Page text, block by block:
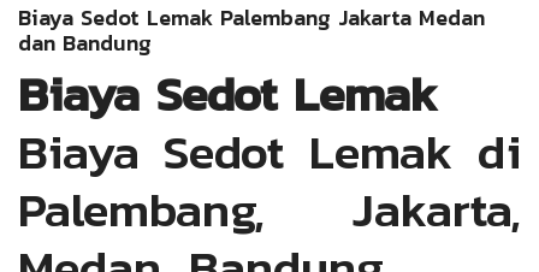
Biaya Sedot Lemak Palembang Jakarta Medan
dan Bandung
Biaya Sedot Lemak
Biaya Sedot Lemak di
Palembang, Jakarta,